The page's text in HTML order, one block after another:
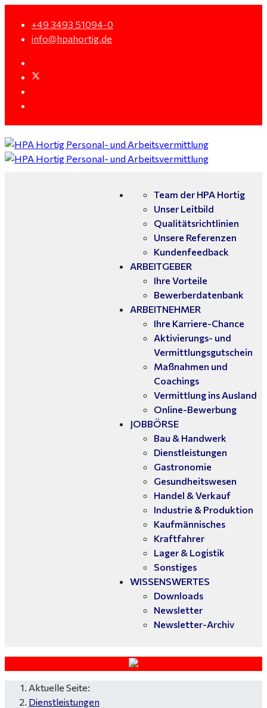
+49 3493 51094-0
info@hpahortig.de
Team der HPA Hortig
Unser Leitbild
Qualitätsrichtlinien
Unsere Referenzen
Kundenfeedback
ARBEITGEBER
Ihre Vorteile
Bewerberdatenbank
ARBEITNEHMER
Ihre Karriere-Chance
Aktivierungs- und
Vermittlungsgutschein
Maßnahmen und
Coachings
Vermittlung ins Ausland
Online-Bewerbung
JOBBÖRSE
Bau & Handwerk
Dienstleistungen
Gastronomie
Gesundheitswesen
Handel & Verkauf
Industrie & Produktion
Kaufmännisches
Kraftfahrer
Lager & Logistik
Sonstiges
WISSENSWERTES
Downloads
Newsletter
Newsletter-Archiv
Aktuelle Seite:
Dienstleistungen